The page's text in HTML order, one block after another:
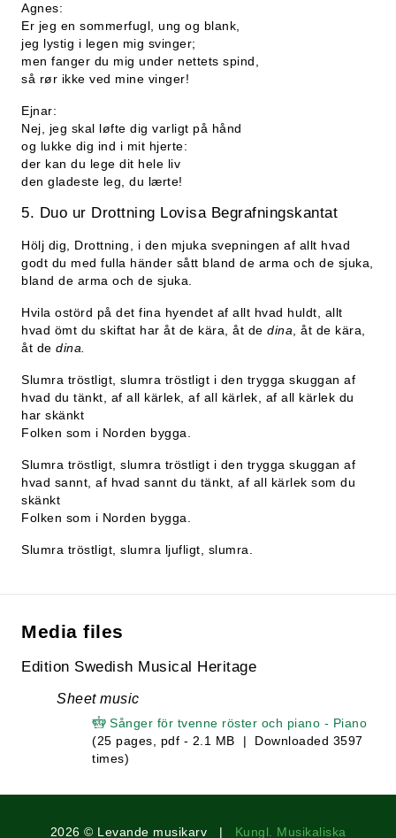
Agnes:
Er jeg en sommerfugl, ung og blank,
jeg lystig i legen mig svinger;
men fanger du mig under nettets spind,
så rør ikke ved mine vinger!
Ejnar:
Nej, jeg skal løfte dig varligt på hånd
og lukke dig ind i mit hjerte:
der kan du lege dit hele liv
den gladeste leg, du lærte!
5. Duo ur Drottning Lovisa Begrafningskantat
Hölj dig, Drottning, i den mjuka svepningen af allt hvad
godt du med fulla händer sått bland de arma och de sjuka,
bland de arma och de sjuka.
Hvila ostörd på det fina hyendet af allt hvad huldt, allt
hvad ömt du skiftat har åt de kära, åt de dina , åt de kära,
åt de dina.
Slumra tröstligt, slumra tröstligt i den trygga skuggan af
hvad du tänkt, af all kärlek, af all kärlek, af all kärlek du
har skänkt
Folken som i Norden bygga.
Slumra tröstligt, slumra tröstligt i den trygga skuggan af
hvad sannt, af hvad sannt du tänkt, af all kärlek som du
skänkt
Folken som i Norden bygga.
Slumra tröstligt, slumra ljufligt, slumra.
Media files
Edition Swedish Musical Heritage
Sheet music
Sånger för tvenne röster och piano - Piano
(25 pages, pdf - 2.1 MB | Downloaded 3597
times)
2026 © Levande musikarv | Kungl. Musikaliska